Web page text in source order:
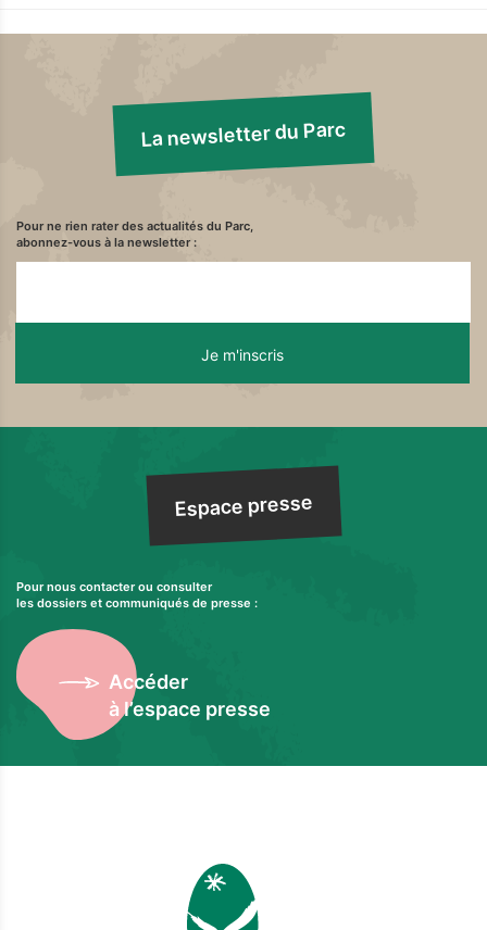
La newsletter du Parc
Pour ne rien rater des actualités du Parc,
abonnez-vous à la newsletter :
Espace presse
Pour nous contacter ou consulter
les dossiers et communiqués de presse :
Accéder
à l’espace presse